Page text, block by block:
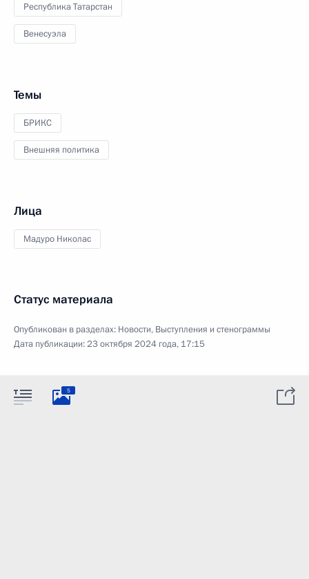
Республика Татарстан
Венесуэла
Темы
БРИКС
Внешняя политика
Лица
Мадуро Николас
Статус материала
Опубликован в разделах: Новости, Выступления и стенограммы
Дата публикации:23 октября 2024 года, 17:15
5